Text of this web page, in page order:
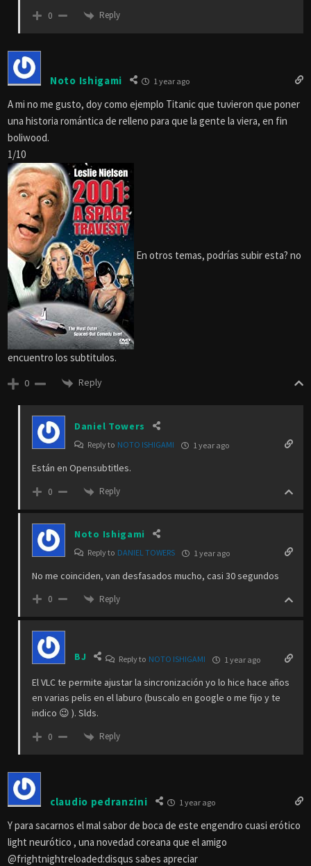
0 Reply
Noto Ishigami 1 year ago
A mi no me gusto, doy como ejemplo Titanic que tuvieron que poner
una historia romántica de relleno para que la gente la viera, en fin
boliwood.
1/10
En otros temas, podrías subir esta? no
encuentro los subtitulos.
0 Reply
Daniel Towers
Reply to NOTO ISHIGAMI 1 year ago
Están en Opensubtitles.
0 Reply
Noto Ishigami
Reply to DANIEL TOWERS 1 year ago
No me coinciden, van desfasados mucho, casi 30 segundos
0 Reply
BJ Reply to NOTO ISHIGAMI 1 year ago
El VLC te permite ajustar la sincronización yo lo hice hace años
en varias pelis en el laburo (buscalo en google o me fijo y te
indico 😉 ). Slds.
0 Reply
claudio pedranzini 1 year ago
Y para sacarnos el mal sabor de boca de este engendro cuasi erótico
light neurótico , una novedad coreana que el amigo
@frightnightreloaded:disqus sabes apreciar